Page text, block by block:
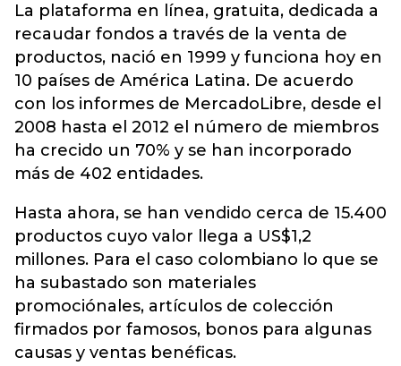
La plataforma en línea, gratuita, dedicada a
recaudar fondos a través de la venta de
productos, nació en 1999 y funciona hoy en
10 países de América Latina. De acuerdo
con los informes de MercadoLibre, desde el
2008 hasta el 2012 el número de miembros
ha crecido un 70% y se han incorporado
más de 402 entidades.
Hasta ahora, se han vendido cerca de 15.400
productos cuyo valor llega a US$1,2
millones. Para el caso colombiano lo que se
ha subastado son materiales
promociónales, artículos de colección
firmados por famosos, bonos para algunas
causas y ventas benéficas.